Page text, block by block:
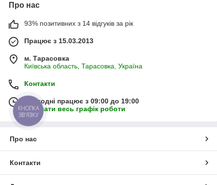
Про нас
93% позитивних з 14 відгуків за рік
Працює з 15.03.2013
м. Тарасовка
Київська область, Тарасовка, Україна
Контакти
Сьогодні працює з 09:00 до 19:00
Показати весь графік роботи
Про нас
Контакти
КНОПКА
ЗВ'ЯЗКУ